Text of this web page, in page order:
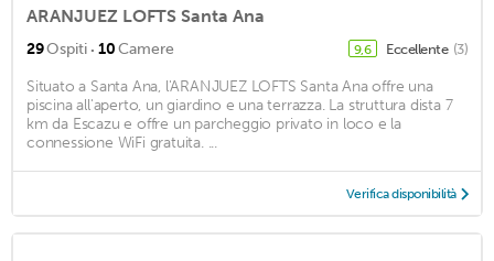
ARANJUEZ LOFTS Santa Ana
29Ospiti · 10Camere 9,6 Eccellente (3)
Situato a Santa Ana, l'ARANJUEZ LOFTS Santa Ana offre una
piscina all'aperto, un giardino e una terrazza. La struttura dista 7
km da Escazu e offre un parcheggio privato in loco e la
connessione WiFi gratuita. ...
Verifica disponibilità